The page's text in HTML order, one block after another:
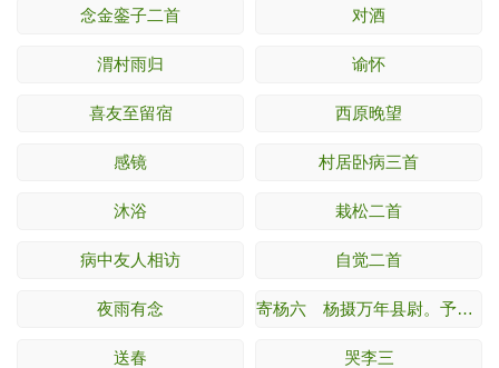
念金銮子二首 对酒
渭村雨归 谕怀
喜友至留宿 西原晚望
感镜 村居卧病三首
沐浴 栽松二首
病中友人相访 自觉二首
夜雨有念 寄杨六 杨摄万年县尉。予为赞善大夫。
送春 哭李三